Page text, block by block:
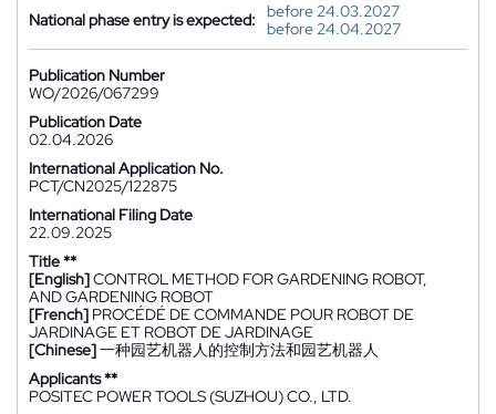
National phase entry is expected:
before 24.03.2027
before 24.04.2027
Publication Number
WO/2026/067299
Publication Date
02.04.2026
International Application No.
PCT/CN2025/122875
International Filing Date
22.09.2025
Title **
[English]CONTROL METHOD FOR GARDENING ROBOT,
AND GARDENING ROBOT
[French] PROCÉDÉ DE COMMANDE POUR ROBOT DE
JARDINAGE ET ROBOT DE JARDINAGE
[Chinese]一种园艺机器人的控制方法和园艺机器人
Applicants **
POSITEC POWER TOOLS (SUZHOU) CO., LTD.